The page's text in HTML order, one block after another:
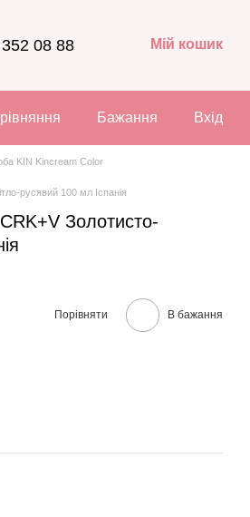
08 88 Мій кошик
Бажання Вхід
KIN Kincream Color
русявий 100 мл Іспанія
Золотисто-
Порівняти В бажання